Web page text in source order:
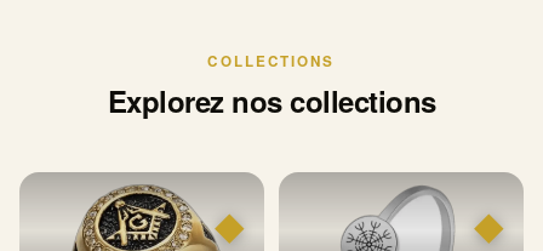
COLLECTIONS
Explorez nos collections
◆ ◆